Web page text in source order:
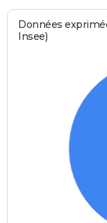
Données
Insee)